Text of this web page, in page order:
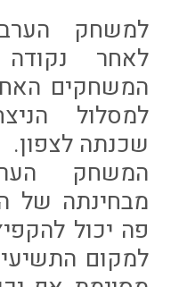
למשחק
לאחר
המשחקים
למסלול
שכנתה לצפון.
המשחק
מבחינתה של
פה יכול
למקום